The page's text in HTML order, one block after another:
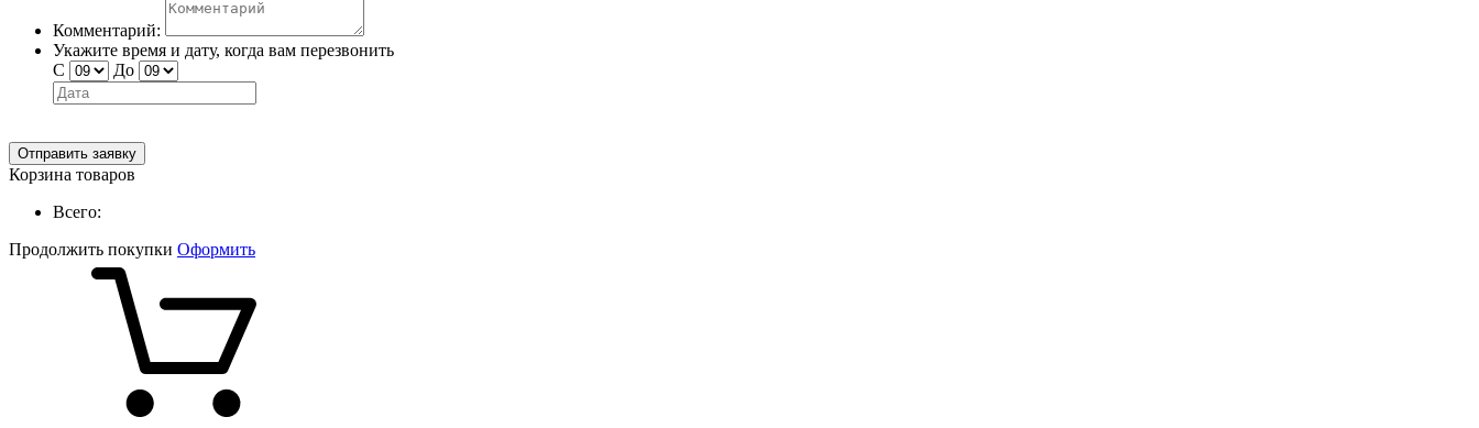
Комментарий:
Укажите время и дату, когда вам перезвонить
С
До
Отправить заявку
Корзина товаров
Всего:
Продолжить покупки Оформить